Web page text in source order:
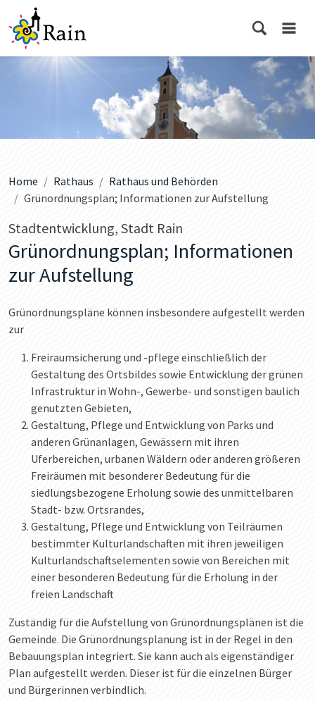
Home Rathaus
Rathaus und Behörden
Grünordnungsplan; Informationen zur Aufstellung
Stadtentwicklung, Stadt Rain
Grünordnungsplan; Informationen
zur Aufstellung
Grünordnungspläne können insbesondere aufgestellt werden
zur
Freiraumsicherung und -pflege einschließlich der
Gestaltung des Ortsbildes sowie Entwicklung der grünen
Infrastruktur in Wohn-, Gewerbe- und sonstigen baulich
genutzten Gebieten,
Gestaltung, Pflege und Entwicklung von Parks und
anderen Grünanlagen, Gewässern mit ihren
Uferbereichen, urbanen Wäldern oder anderen größeren
Freiräumen mit besonderer Bedeutung für die
siedlungsbezogene Erholung sowie des unmittelbaren
Stadt- bzw. Ortsrandes,
Gestaltung, Pflege und Entwicklung von Teilräumen
bestimmter Kulturlandschaften mit ihren jeweiligen
Kulturlandschaftselementen sowie von Bereichen mit
einer besonderen Bedeutung für die Erholung in der
freien Landschaft
Zuständig für die Aufstellung von Grünordnungsplänen ist die
Gemeinde. Die Grünordnungsplanung ist in der Regel in den
Bebauungsplan integriert. Sie kann auch als eigenständiger
Plan aufgestellt werden. Dieser ist für die einzelnen Bürger
und Bürgerinnen verbindlich.